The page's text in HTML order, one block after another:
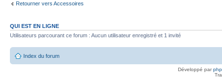
Retourner vers Accessoires
QUI EST EN LIGNE
Utilisateurs parcourant ce forum : Aucun utilisateur enregistré et 1 invité
Index du forum
Développé par